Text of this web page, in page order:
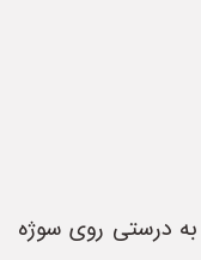
درستی روی سوژه